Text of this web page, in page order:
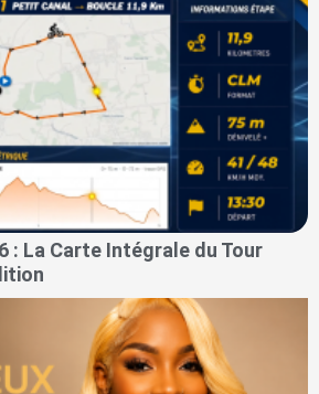
: La Carte Intégrale du Tour